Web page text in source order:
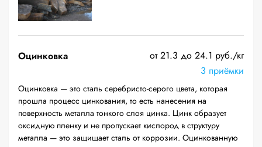
Оцинковка
от 21.3 до 24.1 руб./кг
3 приёмки
Оцинковка — это сталь серебристо-серого цвета, которая
прошла процесс цинкования, то есть нанесения на
поверхность металла тонкого слоя цинка. Цинк образует
оксидную пленку и не пропускает кислород в структуру
металла — это защищает сталь от коррозии. Оцинкованную